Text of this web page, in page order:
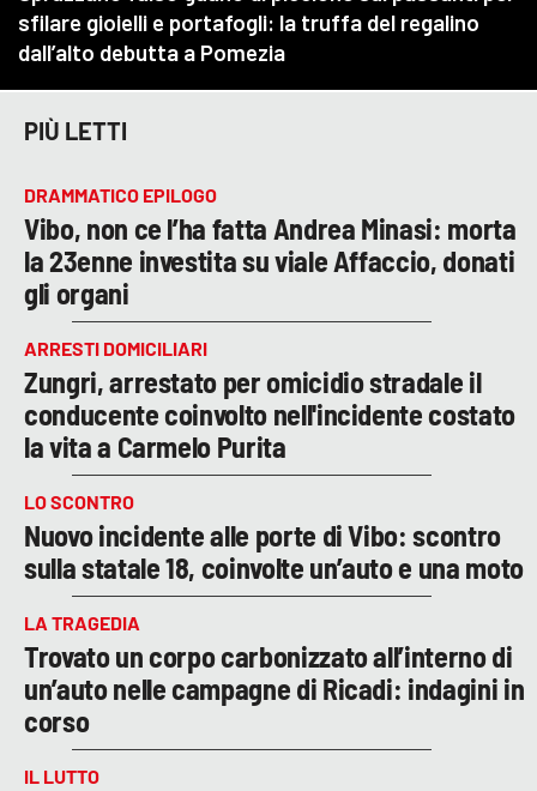
PIÙ LETTI
DRAMMATICO EPILOGO
Vibo, non ce l’ha fatta Andrea Minasi: morta
la 23enne investita su viale Affaccio, donati
gli organi
ARRESTI DOMICILIARI
Zungri, arrestato per omicidio stradale il
conducente coinvolto nell'incidente costato
la vita a Carmelo Purita
LO SCONTRO
Nuovo incidente alle porte di Vibo: scontro
sulla statale 18, coinvolte un’auto e una moto
LA TRAGEDIA
Trovato un corpo carbonizzato all’interno di
un’auto nelle campagne di Ricadi: indagini in
corso
IL LUTTO